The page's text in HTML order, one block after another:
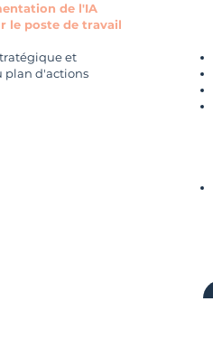
de l'IA
le poste de travail
et
plan d'actions